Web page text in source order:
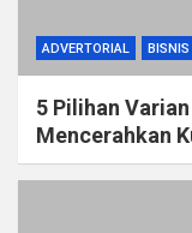
ADVERTORIAL BISNIS
5 Pilihan
Mencerahkan